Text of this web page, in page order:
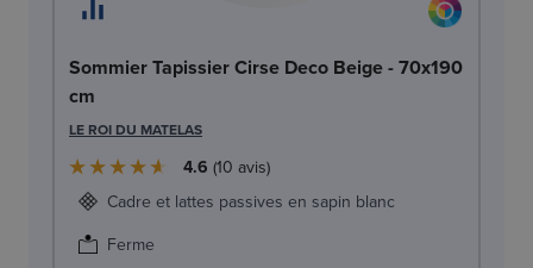
Sommier Tapissier Cirse Deco Beige - 70x190
cm
LE ROI DU MATELAS
4.6 10 avis
Cadre et lattes passives en sapin blanc
Ferme